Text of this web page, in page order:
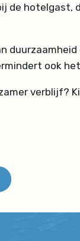
de hotelgast,
ook
verblijf?